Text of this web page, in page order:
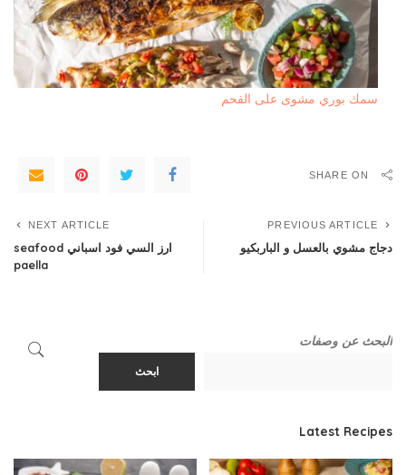
سمك بوري مشوى على الفحم
SHARE ON
PREVIOUS ARTICLE
دجاج مشوي بالعسل و الباربكيو
NEXT ARTICLE
ارز السي فود اسباني seafood
paella
البحث عن وصفات
ابحث
Latest Recipes